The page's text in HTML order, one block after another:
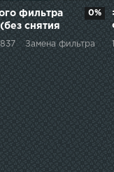
фильтра
снятия
Замена фильтра
0%